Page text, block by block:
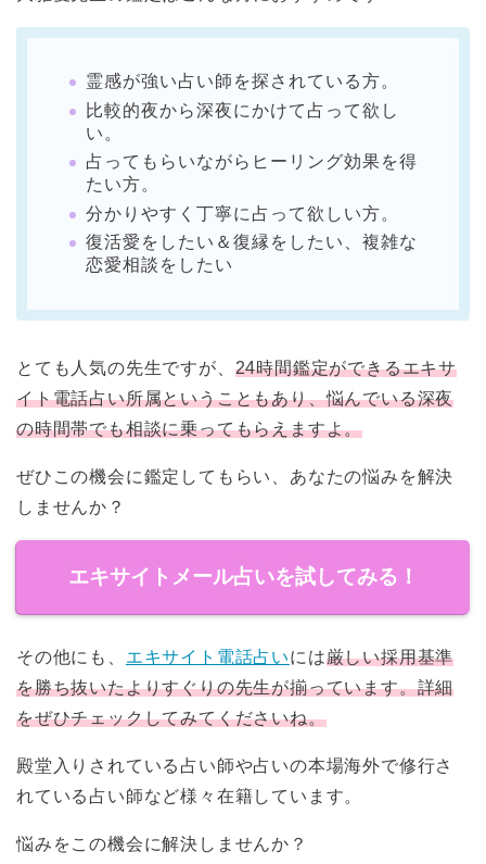
霊感が強い占い師を探されている方。
比較的夜から深夜にかけて占って欲し
い。
占ってもらいながらヒーリング効果を得
たい方。
分かりやすく丁寧に占って欲しい方。
復活愛をしたい＆復縁をしたい、複雑な
恋愛相談をしたい
とても人気の先生ですが、 24時間鑑定ができるエキサ
イト電話占い所属ということもあり、悩んでいる深夜
の時間帯でも相談に乗ってもらえますよ。
ぜひこの機会に鑑定してもらい、あなたの悩みを解決
しませんか？
エキサイトメール占いを試してみる！
その他にも、 エキサイト電話占いには厳しい採用基準
を勝ち抜いたよりすぐりの先生が揃っています。詳細
をぜひチェックしてみてくださいね。
殿堂入りされている占い師や占いの本場海外で修行さ
れている占い師など様々在籍しています。
悩みをこの機会に解決しませんか？